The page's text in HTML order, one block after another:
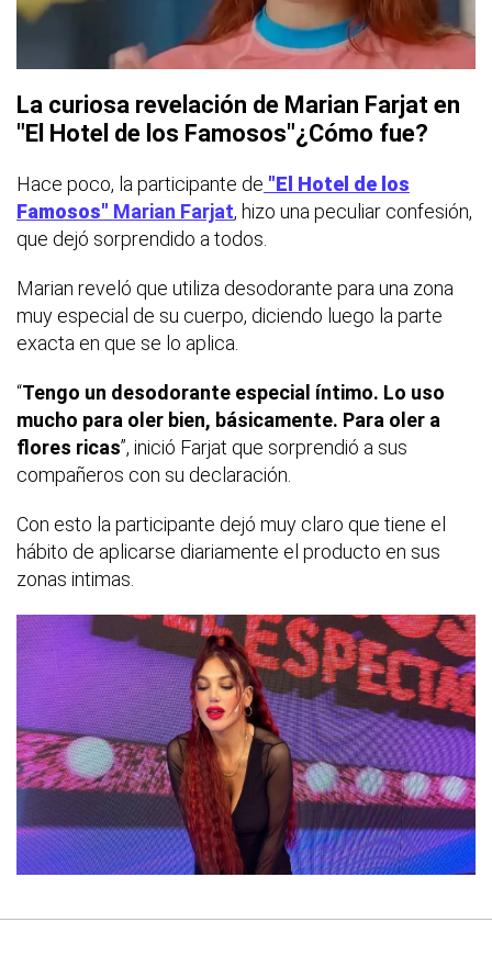
La curiosa revelación de Marian Farjat en
"El Hotel de los Famosos"¿Cómo fue?
Hace poco, la participante de "El Hotel de los
Famosos" Marian Farjat, hizo una peculiar confesión,
que dejó sorprendido a todos.
Marian reveló que utiliza desodorante para una zona
muy especial de su cuerpo, diciendo luego la parte
exacta en que se lo aplica.
“Tengo un desodorante especial íntimo. Lo uso
mucho para oler bien, básicamente. Para oler a
flores ricas”, inició Farjat que sorprendió a sus
compañeros con su declaración.
Con esto la participante dejó muy claro que tiene el
hábito de aplicarse diariamente el producto en sus
zonas intimas.